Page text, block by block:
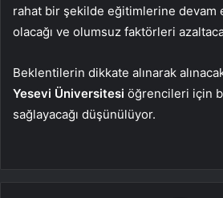
rahat bir şekilde eğitimlerine devam
olacağı ve olumsuz faktörleri
Beklentilerin dikkate alınarak
Yesevi Üniversitesi öğrencileri için
sağlayacağı düşünülüyor.